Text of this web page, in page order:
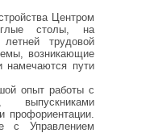
Центром
столы, на
трудовой
возникающие
намечаются пути
опыт работы с
выпускниками
профориентации.
с Управлением